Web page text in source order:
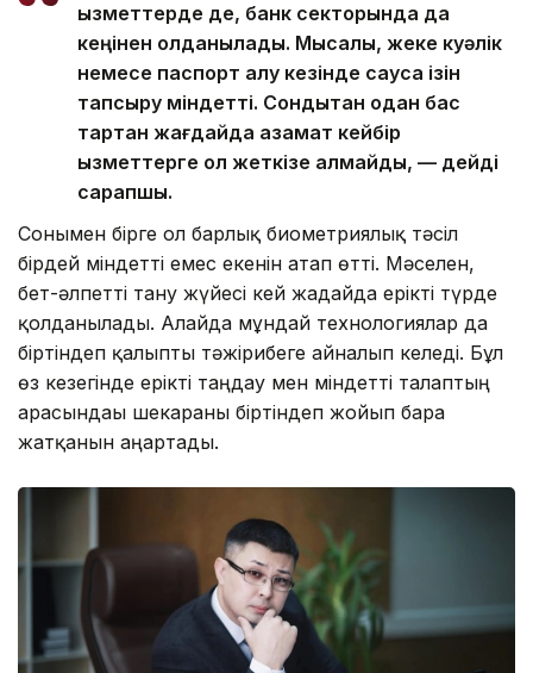
қызметтерде де, банк секторында да
кеңінен қолданылады. Мысалы, жеке куәлік
немесе паспорт алу кезінде саусақ ізін
тапсыру міндетті. Сондықтан одан бас
тартқан жағдайда азамат кейбір
қызметтерге қол жеткізе алмайды, — дейді
сарапшы.
Сонымен бірге ол барлық биометриялық тәсіл
бірдей міндетті емес екенін атап өтті. Мәселен,
бет-әлпетті тану жүйесі кей жағдайда ерікті түрде
қолданылады. Алайда мұндай технологиялар да
біртіндеп қалыпты тәжірибеге айналып келеді. Бұл
өз кезегінде ерікті таңдау мен міндетті талаптың
арасындағы шекараны біртіндеп жойып бара
жатқанын аңғартады.